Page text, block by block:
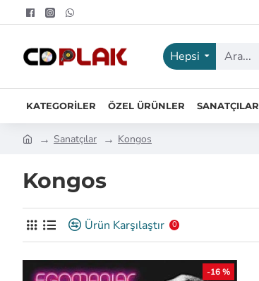
Hepsi
KATEGORILER ÖZEL ÜRÜNLER SANATÇILAR
Sanatçılar Kongos
Kongos
Ürün Karşılaştır 0
-16 %